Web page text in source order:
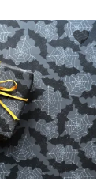
favorite